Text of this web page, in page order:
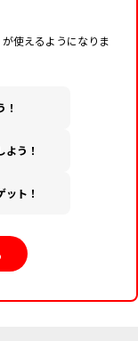
使えるようになりま
う！
ト！